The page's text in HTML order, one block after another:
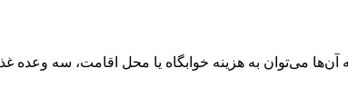
می‌توان به هزینه خوابگاه یا محل اقامت، سه وعده غذا